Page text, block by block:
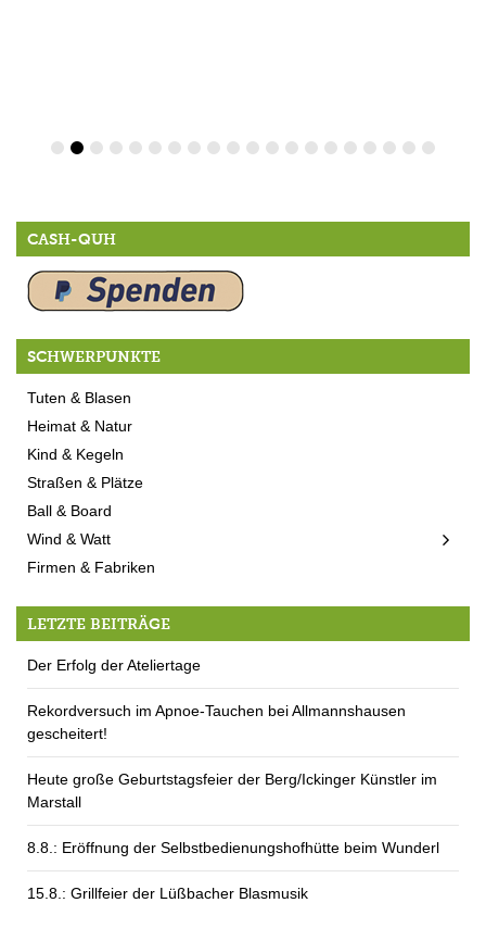
CASH-QUH
SCHWERPUNKTE
Tuten & Blasen
Heimat & Natur
Kind & Kegeln
Straßen & Plätze
Ball & Board
Wind & Watt
Firmen & Fabriken
LETZTE BEITRÄGE
Der Erfolg der Ateliertage
Rekordversuch im Apnoe-Tauchen bei Allmannshausen
gescheitert!
Heute große Geburtstagsfeier der Berg/Ickinger Künstler im
Marstall
8.8.: Eröffnung der Selbstbedienungshofhütte beim Wunderl
15.8.: Grillfeier der Lüßbacher Blasmusik